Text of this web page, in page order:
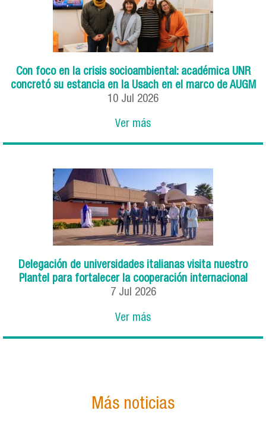
Con foco en la crisis socioambiental: académica UNR
concretó su estancia en la Usach en el marco de AUGM
10 Jul 2026
Ver más
Delegación de universidades italianas visita nuestro
Plantel para fortalecer la cooperación internacional
7 Jul 2026
Ver más
Más noticias